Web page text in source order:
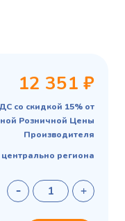
12 351 ₽
со скидкой 15% от
Розничной Цены
Производителя
региона